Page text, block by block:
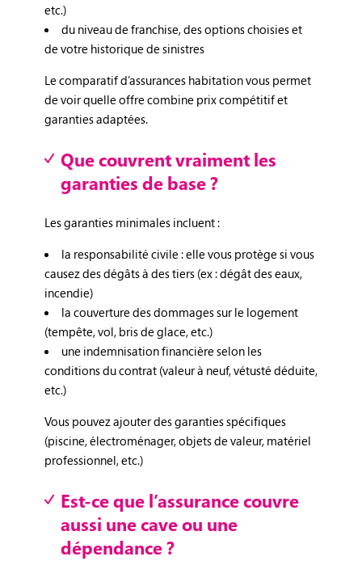
etc.)
du niveau de franchise, des options choisies et
de votre historique de sinistres
Le comparatif d’assurances habitation vous permet
de voir quelle offre combine prix compétitif et
garanties adaptées.
Que couvrent vraiment les
garanties de base ?
Les garanties minimales incluent :
la responsabilité civile : elle vous protège si vous
causez des dégâts à des tiers (ex : dégât des eaux,
incendie)
la couverture des dommages sur le logement
(tempête, vol, bris de glace, etc.)
une indemnisation financière selon les
conditions du contrat (valeur à neuf, vétusté déduite,
etc.)
Vous pouvez ajouter des garanties spécifiques
(piscine, électroménager, objets de valeur, matériel
professionnel, etc.)
Est-ce que l’assurance couvre
aussi une cave ou une
dépendance ?